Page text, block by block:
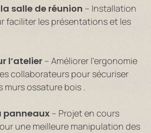
salle de réunion – Installation
faciliter les présentations et les
l’atelier – Améliorer l’ergonomie
collaborateurs pour sécuriser
murs ossature bois .
panneaux – Projet en cours
une meilleure manipulation des